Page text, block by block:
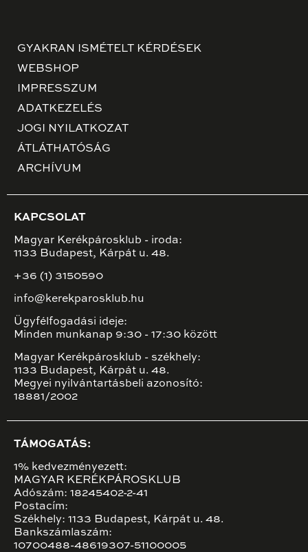
GYAKRAN ISMÉTELT KÉRDÉSEK
WEBSHOP
IMPRESSZUM
ADATKEZELÉS
JOGI NYILATKOZAT
ÁTLÁTHATÓSÁG
ARCHÍVUM
KAPCSOLAT
Magyar Kerékpárosklub - iroda:
1133 Budapest, Kárpát u. 48.
+36 (1) 3150590
info@kerekparosklub.hu
Ügyfélfogadási ideje:
Minden munkanap 9:30 - 17:30 között
Magyar Kerékpárosklub - székhely:
1133 Budapest, Kárpát u. 48.
Megyei nyilvántartásbeli azonosító:
18881/2002
TÁMOGATÁS:
1% kedvezményezett:
MAGYAR KERÉKPÁROSKLUB
Adószám: 18245402-2-41
Postacím:
Székhely: 1133 Budapest, Kárpát u. 48.
Bankszámlaszám:
10700488-48619307-51100005